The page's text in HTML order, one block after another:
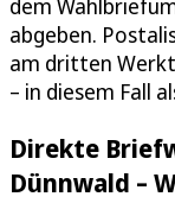
abgeben.
am dritten
– in diesem Fall
Direkte
Dünnwald –